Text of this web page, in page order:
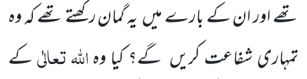
تھےاور ان کے بارے میںیہ گمان رکھتے تھے کہ وہ
تمہاری شفاعت کریں گے؟ کیا وہاللہتعالٰیکے